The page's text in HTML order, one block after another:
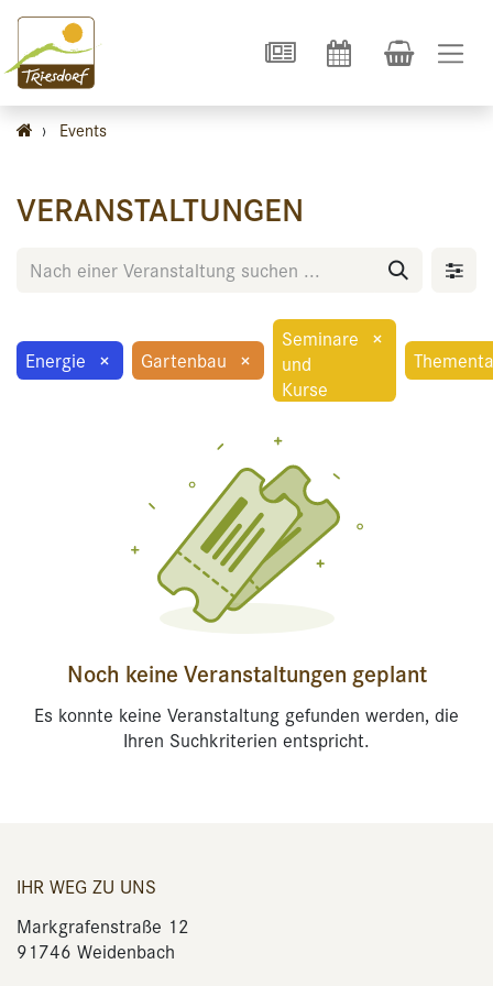
› Events
VERANSTALTUNGEN
Energie × Gartenbau ×
Seminare
und
Kurse
×
Noch keine Veranstaltungen geplant
Es konnte keine Veranstaltung gefunden werden, die
Ihren Suchkriterien entspricht.
IHR WEG ZU UNS
Markgrafenstraße 12
91746 Weidenbach